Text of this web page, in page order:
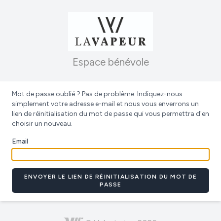
Espace bénévole
Mot de passe oublié ? Pas de problème. Indiquez-nous
simplement votre adresse e-mail et nous vous enverrons un
lien de réinitialisation du mot de passe qui vous permettra d'en
choisir un nouveau.
Email
ENVOYER LE LIEN DE RÉINITIALISATION DU MOT DE
PASSE